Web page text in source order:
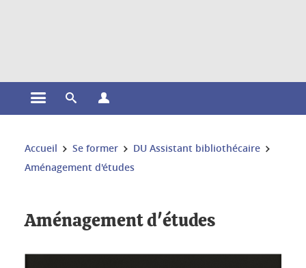
Ouvrir le menu principal
Ouvrir le moteur de recherche
Vous êtes ici :
Accueil Se former
DU Assistant bibliothécaire
Aménagement d'études
Aménagement d'études